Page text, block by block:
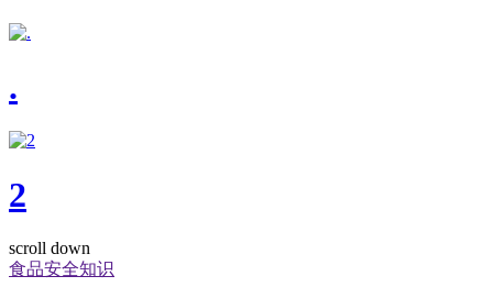
.
2
scroll down
食品安全知识